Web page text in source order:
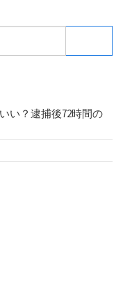
い？逮捕後72時間の